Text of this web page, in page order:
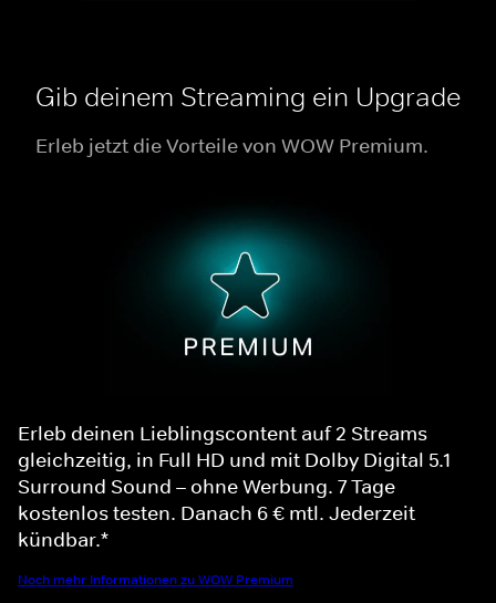
Gib deinem Streaming ein Upgrade
Erleb jetzt die Vorteile von WOW Premium.
Erleb deinen Lieblingscontent auf 2 Streams
gleichzeitig, in Full HD und mit Dolby Digital 5.1
Surround Sound – ohne Werbung. 7 Tage
kostenlos testen. Danach 6 € mtl. Jederzeit
kündbar.*
Noch mehr Informationen zu WOW Premium